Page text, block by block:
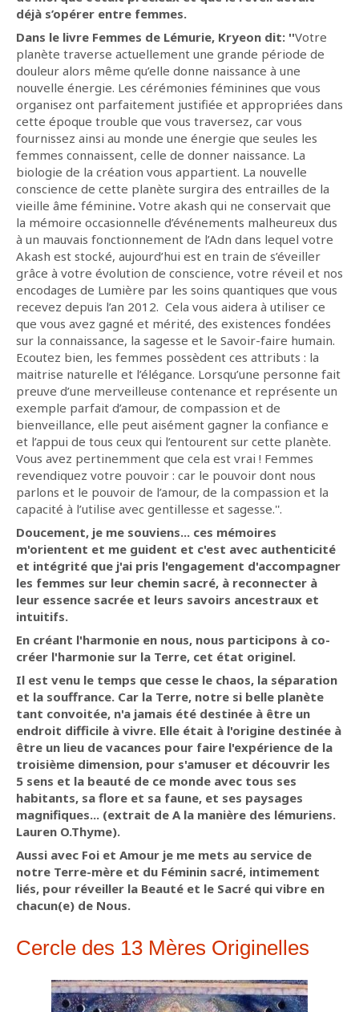
déjà s’opérer entre femmes.
Dans le livre Femmes de Lémurie, Kryeon dit: ''Votre
planète traverse actuellement une grande période de
douleur alors même qu’elle donne naissance à une
nouvelle énergie. Les cérémonies féminines que vous
organisez ont parfaitement justifiée et appropriées dans
cette époque trouble que vous traversez, car vous
fournissez ainsi au monde une énergie que seules les
femmes connaissent, celle de donner naissance. La
biologie de la création vous appartient. La nouvelle
conscience de cette planète surgira des entrailles de la
vieille âme féminine. Votre akash qui ne conservait que
la mémoire occasionnelle d’événements malheureux dus
à un mauvais fonctionnement de l’Adn dans lequel votre
Akash est stocké, aujourd’hui est en train de s’éveiller
grâce à votre évolution de conscience, votre réveil et nos
encodages de Lumière par les soins quantiques que vous
recevez depuis l’an 2012. Cela vous aidera à utiliser ce
que vous avez gagné et mérité, des existences fondées
sur la connaissance, la sagesse et le Savoir-faire humain.
Ecoutez bien, les femmes possèdent ces attributs : la
maitrise naturelle et l’élégance. Lorsqu’une personne fait
preuve d’une merveilleuse contenance et représente un
exemple parfait d’amour, de compassion et de
bienveillance, elle peut aisément gagner la confiance e
et l’appui de tous ceux qui l’entourent sur cette planète.
Vous avez pertinemment que cela est vrai ! Femmes
revendiquez votre pouvoir : car le pouvoir dont nous
parlons et le pouvoir de l’amour, de la compassion et la
capacité à l’utilise avec gentillesse et sagesse.''.
Doucement, je me souviens... ces mémoires
m'orientent et me guident et c'est avec authenticité
et intégrité que j'ai pris l'engagement d'accompagner
les femmes sur leur chemin sacré, à reconnecter à
leur essence sacrée et leurs savoirs ancestraux et
intuitifs.
En créant l'harmonie en nous, nous participons à co-
créer l'harmonie sur la Terre, cet état originel.
Il est venu le temps que cesse le chaos, la séparation
et la souffrance. Car la Terre, notre si belle planète
tant convoitée, n'a jamais été destinée à être un
endroit difficile à vivre. Elle était à l'origine destinée à
être un lieu de vacances pour faire l'expérience de la
troisième dimension, pour s'amuser et découvrir les
5 sens et la beauté de ce monde avec tous ses
habitants, sa flore et sa faune, et ses paysages
magnifiques... (extrait de A la manière des lémuriens.
Lauren O.Thyme).
Aussi avec Foi et Amour je me mets au service de
notre Terre-mère et du Féminin sacré, intimement
liés, pour réveiller la Beauté et le Sacré qui vibre en
chacun(e) de Nous.
Cercle des 13 Mères Originelles